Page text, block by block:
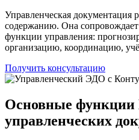
Управленческая документация
содержанию. Она
функции управления:
организацию, координацию,
Получить консультацию
Основные функции
управленческих